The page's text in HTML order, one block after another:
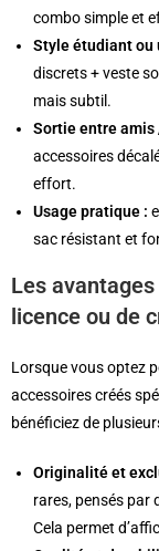
combo simple et
Style étudiant ou
discrets + veste
mais subtil.
Sortie entre
accessoires
effort.
Usage pratique :
sac résistant et
Les
licence ou de
Lorsque vous optez
accessoires créés
bénéficiez de
Originalité et
rares, pensés par
Cela permet